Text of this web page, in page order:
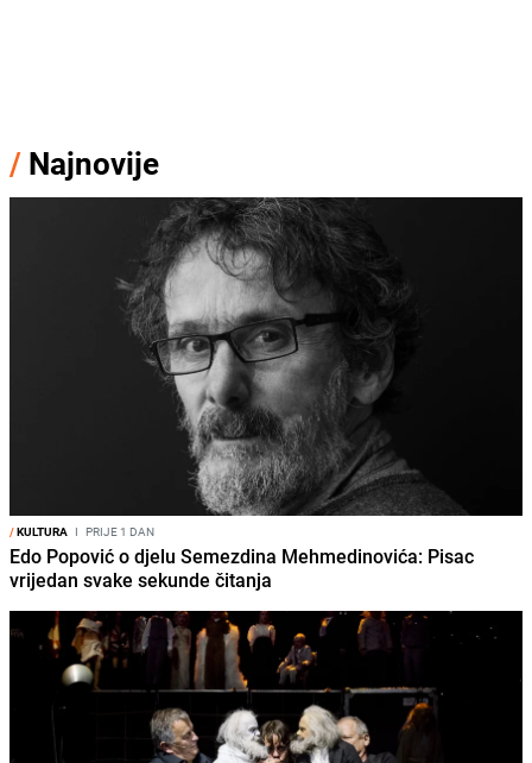
/ Najnovije
/KULTURA I PRIJE 1 DAN
Edo Popović o djelu Semezdina Mehmedinovića: Pisac
vrijedan svake sekunde čitanja